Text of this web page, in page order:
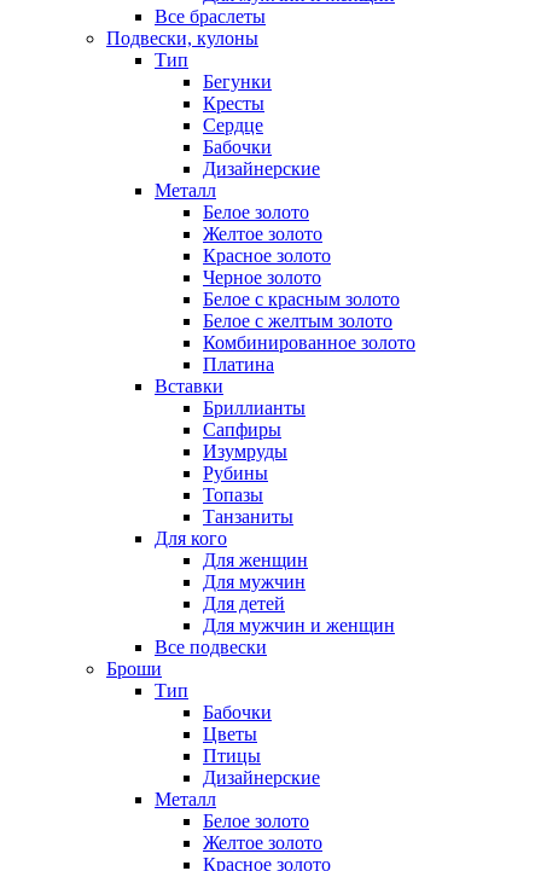
Все браслеты
Подвески, кулоны
Тип
Бегунки
Кресты
Сердце
Бабочки
Дизайнерские
Металл
Белое золото
Желтое золото
Красное золото
Черное золото
Белое с красным золото
Белое с желтым золото
Комбинированное золото
Платина
Вставки
Бриллианты
Сапфиры
Изумруды
Рубины
Топазы
Танзаниты
Для кого
Для женщин
Для мужчин
Для детей
Для мужчин и женщин
Все подвески
Броши
Тип
Бабочки
Цветы
Птицы
Дизайнерские
Металл
Белое золото
Желтое золото
Красное золото